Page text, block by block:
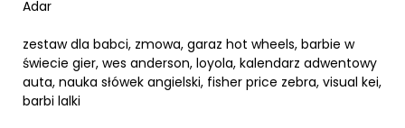
Adar
zestaw dla babci, zmowa, garaz hot wheels, barbie w
świecie gier, wes anderson, loyola, kalendarz adwentowy
auta, nauka słówek angielski, fisher price zebra, visual kei,
barbi lalki